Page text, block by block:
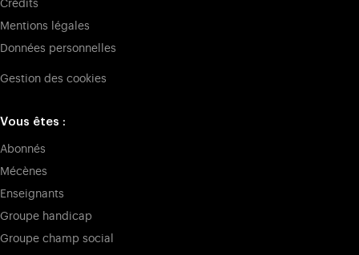
Crédits
Mentions légales
Données personnelles
Gestion des cookies
Vous êtes :
Abonnés
Mécènes
Enseignants
Groupe handicap
Groupe champ social